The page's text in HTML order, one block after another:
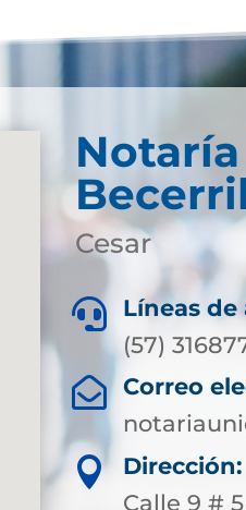
Becerril
Cesar

Líneas
(57)

Correo

Dirección:
Calle 9 #